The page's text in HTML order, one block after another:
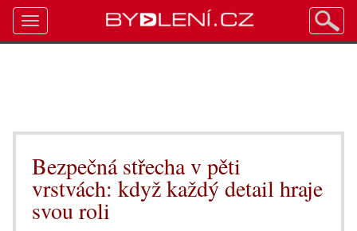
Bezpečná střecha v pěti
vrstvách: když každý detail hraje
svou roli
Toggle
navigation